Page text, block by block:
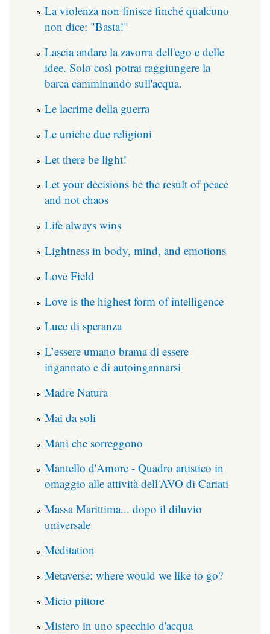
La violenza non finisce finché qualcuno
non dice: "Basta!"
Lascia andare la zavorra dell'ego e delle
idee. Solo così potrai raggiungere la
barca camminando sull'acqua.
Le lacrime della guerra
Le uniche due religioni
Let there be light!
Let your decisions be the result of peace
and not chaos
Life always wins
Lightness in body, mind, and emotions
Love Field
Love is the highest form of intelligence
Luce di speranza
L’essere umano brama di essere
ingannato e di autoingannarsi
Madre Natura
Mai da soli
Mani che sorreggono
Mantello d'Amore - Quadro artistico in
omaggio alle attività dell'AVO di Cariati
Massa Marittima... dopo il diluvio
universale
Meditation
Metaverse: where would we like to go?
Micio pittore
Mistero in uno specchio d'acqua